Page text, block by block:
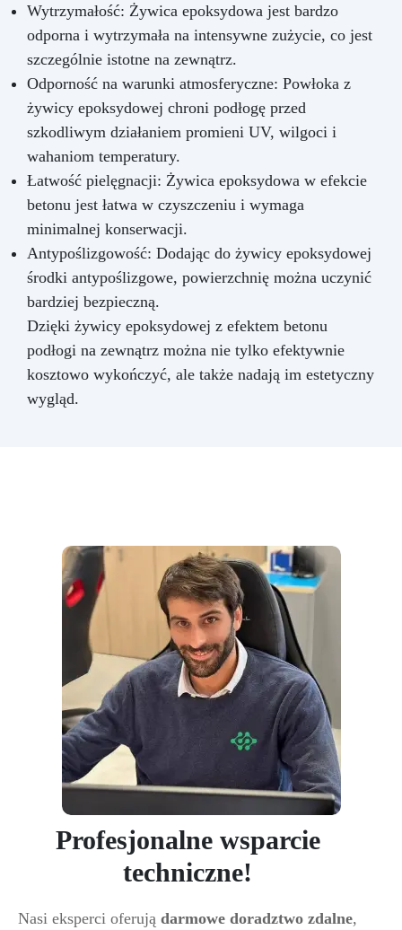
Wytrzymałość: Żywica epoksydowa jest bardzo
odporna i wytrzymała na intensywne zużycie, co jest
szczególnie istotne na zewnątrz.
Odporność na warunki atmosferyczne: Powłoka z
żywicy epoksydowej chroni podłogę przed
szkodliwym działaniem promieni UV, wilgoci i
wahaniom temperatury.
Łatwość pielęgnacji: Żywica epoksydowa w efekcie
betonu jest łatwa w czyszczeniu i wymaga
minimalnej konserwacji.
Antypoślizgowość: Dodając do żywicy epoksydowej
środki antypoślizgowe, powierzchnię można uczynić
bardziej bezpieczną.
Dzięki żywicy epoksydowej z efektem betonu
podłogi na zewnątrz można nie tylko efektywnie
kosztowo wykończyć, ale także nadają im estetyczny
wygląd.
Profesjonalne wsparcie
techniczne!
Nasi eksperci oferują darmowe doradztwo zdalne,